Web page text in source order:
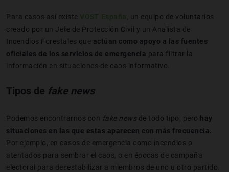
Para casos así existe VOST España
, un equipo de voluntarios
creado por un Jefe de Protección Civil y un Analista de
Incendios Forestales que actúan como apoyo a las fuentes
oficiales de los servicios de emergencia para filtrar la
información en situaciones de caos informativo.
Tipos de fake news
Podemos encontrarnos con fake news de todo tipo, pero hay
situaciones en las que estas aparecen con más frecuencia.
Por ejemplo, en casos de emergencia como incendios o
atentados para sembrar el caos, o en épocas de campaña
electoral para desestabilizar a miembros de uno u otro partido.